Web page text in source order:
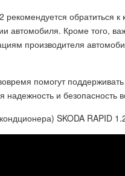
рекомендуется обратиться
автомобиля. Кроме того,
производителя
помогут
надежность и безопасность
SKODA RAPID